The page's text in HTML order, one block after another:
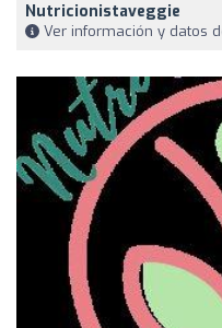
Nutricionistaveggie
Ver información y datos